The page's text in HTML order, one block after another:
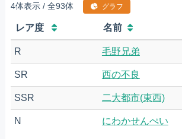
4体表示 / 全93体 グラフ
レア度 名前
R 毛野兄弟
SR 西の不良
SSR 二大都市(東西)
N にわかせんぺい